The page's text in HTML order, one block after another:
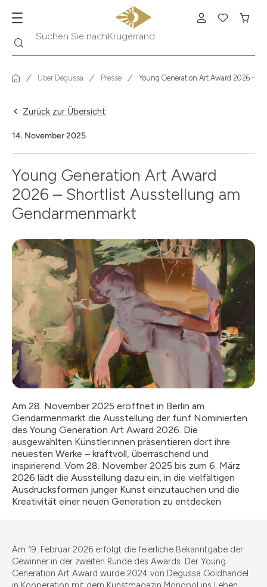
Suchen Sie nach
Krügerrand
Über Degussa Presse Young Generation Art Award 2026 –
Zurück zur Übersicht
14. November 2025
Young Generation Art Award
2026 – Shortlist Ausstellung am
Gendarmenmarkt
Am 28. November 2025 eröffnet in Berlin am
Gendarmenmarkt die Ausstellung der fünf Nominierten
des Young Generation Art Award 2026. Die
ausgewählten Künstler:innen präsentieren dort ihre
neuesten Werke – kraftvoll, überraschend und
inspirierend. Vom 28. November 2025 bis zum 6. März
2026 lädt die Ausstellung dazu ein, in die vielfältigen
Ausdrucksformen junger Kunst einzutauchen und die
Kreativität einer neuen Generation zu entdecken
Am 19. Februar 2026 erfolgt die feierliche Bekanntgabe der
Gewinner:in der zweiten Runde des Awards. Der Young
Generation Art Award wurde 2024 von Degussa Goldhandel